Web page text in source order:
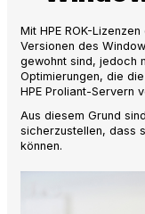
Mit HPE ROK-
Versionen des
gewohnt sind, jedoch
Optimierungen, die
HPE Proliant-Servern
Aus diesem Grund
sicherzustellen, dass
können.